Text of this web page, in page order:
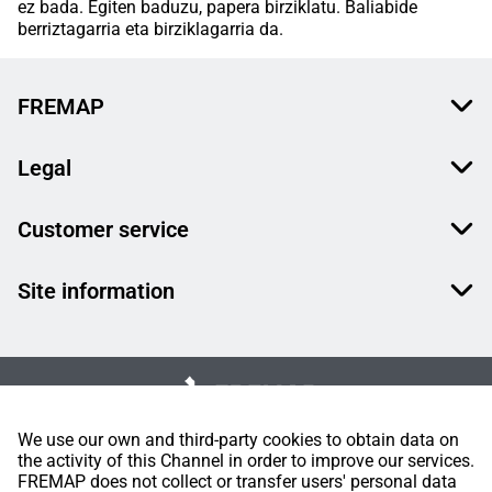
We use our own and third-party cookies to obtain data on
the activity of this Channel in order to improve our services.
FREMAP does not collect or transfer users' personal data
ez bada. Egiten baduzu, papera birziklatu. Baliabide
berriztagarria eta birziklagarria da.
FREMAP
Legal
Customer service
Site information